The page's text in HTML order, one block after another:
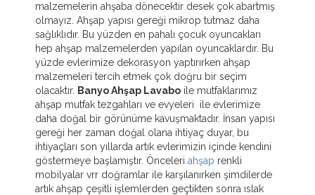
malzemelerin ahşaba dönecektir desek çok abartmış
olmayız. Ahşap yapısı gereği mikrop tutmaz daha
sağlıklıdır. Bu yüzden en pahalı çocuk oyuncakları
hep ahşap malzemelerden yapılan oyuncaklardır. Bu
yüzde evlerimize dekorasyon yaptırırken ahşap
malzemeleri tercih etmek çok doğru bir seçim
olacaktır. Banyo Ahşap Lavabo ile mutfaklarımız
ahşap mutfak tezgahları ve evyeleri ile evlerimize
daha doğal bir görünüme kavuşmaktadır. İnsan yapısı
gereği her zaman doğal olana ihtiyaç duyar, bu
ihtiyaçları son yıllarda artık evlerimizin içinde kendini
göstermeye başlamıştır. Önceleri ahşap renkli
mobilyalar vrr doğramlar ile karşılanırken şimdilerde
artık ahşap çeşitli işlemlerden geçtikten sonra ıslak